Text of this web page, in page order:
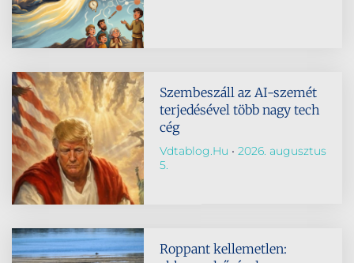
Szembeszáll az AI-szemét
terjedésével több nagy tech
cég
Vdtablog.hu
2026. augusztus
5.
Roppant kellemetlen: